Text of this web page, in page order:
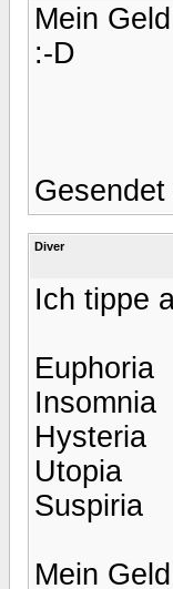
Mein
:-D
Diver
Ich tippe
Euphoria
Insomnia
Hysteria
Utopia
Suspiria
Mein